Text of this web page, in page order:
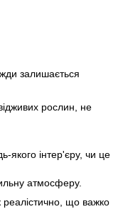
залишається
рослин, не
якого інтер'єру, чи це
атмосферу.
реалістично, що важко